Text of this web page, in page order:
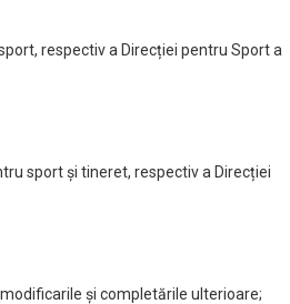
respectiv a Direcției pentru Sport a
sport și tineret, respectiv a Direcției
și completările ulterioare;